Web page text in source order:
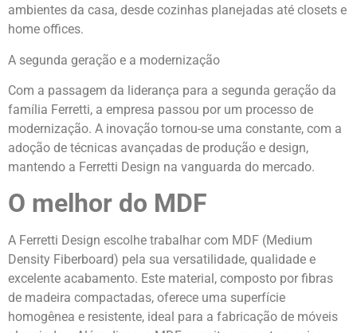
ambientes da casa, desde cozinhas planejadas até closets e
home offices.
A segunda geração e a modernização
Com a passagem da liderança para a segunda geração da
família Ferretti, a empresa passou por um processo de
modernização. A inovação tornou-se uma constante, com a
adoção de técnicas avançadas de produção e design,
mantendo a Ferretti Design na vanguarda do mercado.
O melhor do MDF
A Ferretti Design escolhe trabalhar com MDF (Medium
Density Fiberboard) pela sua versatilidade, qualidade e
excelente acabamento. Este material, composto por fibras
de madeira compactadas, oferece uma superfície
homogênea e resistente, ideal para a fabricação de móveis